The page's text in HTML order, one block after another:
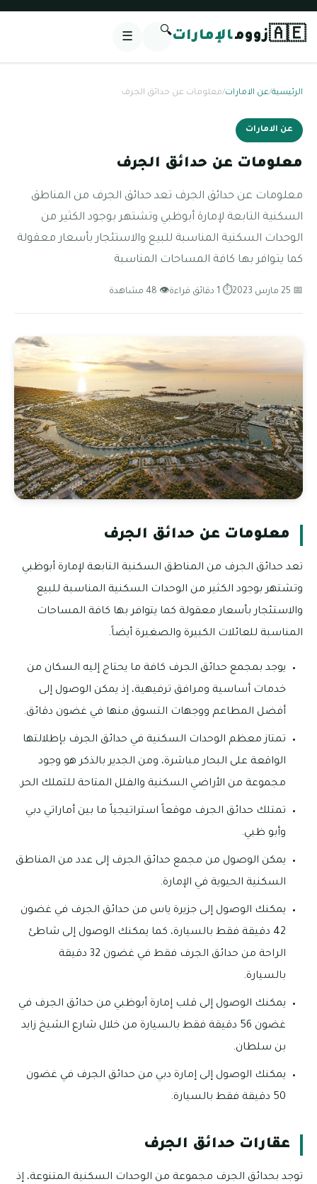
🇦🇪زوومالإمارات🔍
☰
الرئيسية/عن الامارات/معلومات عن حدائق الجرف
عن الامارات
معلومات عن حدائق الجرف
معلومات عن حدائق الجرف تعد حدائق الجرف من المناطق
السكنية التابعة لإمارة أبوظبي وتشتهر بوجود الكثير من
الوحدات السكنية المناسبة للبيع والاستئجار بأسعار معقولة
كما يتوافر بها كافة المساحات المناسبة
📅 25 مارس 2023 ⏱ 1 دقائق قراءة 👁 48 مشاهدة
معلومات عن حدائق الجرف
تعد حدائق الجرف من المناطق السكنية التابعة لإمارة أبوظبي
وتشتهر بوجود الكثير من الوحدات السكنية المناسبة للبيع
والاستئجار بأسعار معقولة كما يتوافر بها كافة المساحات
المناسبة للعائلات الكبيرة والصغيرة أيضاً.
يوجد بمجمع حدائق الجرف كافة ما يحتاج إليه السكان من
خدمات أساسية ومرافق ترفيهية، إذ يمكن الوصول إلى
أفضل المطاعم ووجهات التسوق منها في غضون دقائق.
تمتاز معظم الوحدات السكنية في حدائق الجرف بإطلالتها
الواقعة على البحار مباشرة، ومن الجدير بالذكر هو وجود
مجموعة من الأراضي السكنية والفلل المتاحة للتملك الحر.
تمتلك حدائق الجرف موقعاً استراتيجياً ما بين أماراتي دبي
وأبو ظبي.
يمكن الوصول من مجمع حدائق الجرف إلى عدد من المناطق
السكنية الحيوية في الإمارة.
يمكنك الوصول إلى جزيرة ياس من حدائق الجرف في غضون
42 دقيقة فقط بالسيارة، كما يمكنك الوصول إلى شاطئ
الراحة من حدائق الجرف فقط في غضون 32 دقيقة
بالسيارة.
يمكنك الوصول إلى قلب إمارة أبوظبي من حدائق الجرف في
غضون 56 دقيقة فقط بالسيارة من خلال شارع الشيخ زايد
بن سلطان.
يمكنك الوصول إلى إمارة دبي من حدائق الجرف في غضون
50 دقيقة فقط بالسيارة.
عقارات حدائق الجرف
توجد بحدائق الجرف مجموعة من الوحدات السكنية المتنوعة، إذ